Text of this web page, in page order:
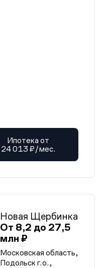
Ипотека от
24 013 ₽/мес.
Новая Щербинка
От 8,2 до 27,5
млн ₽
Московская область,
Подольск г.о.,